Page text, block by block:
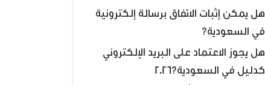
هل يمكن إثبات الاتفاق برسالة إلكترونية
في السعودية؟
هل يجوز الاعتماد على البريد الإلكتروني
كدليل في السعودية؟2026